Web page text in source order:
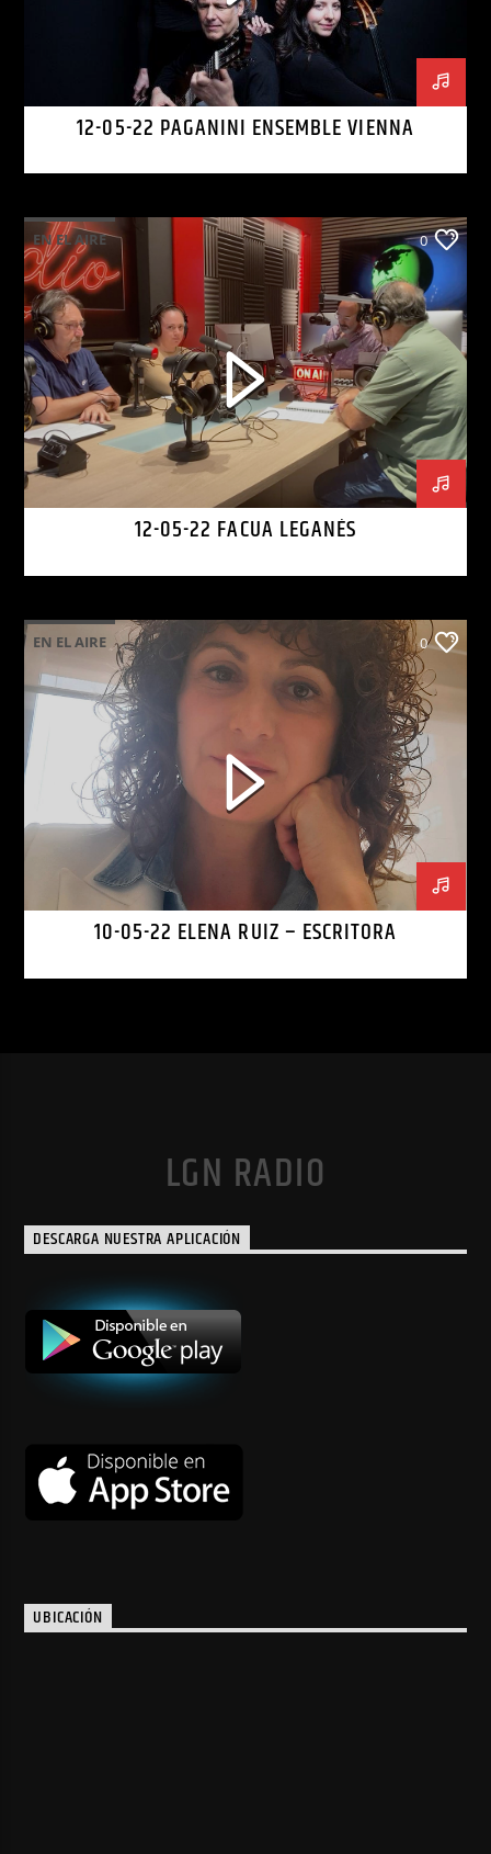
12-05-22 PAGANINI ENSEMBLE VIENNA
EN EL AIRE 0
12-05-22 FACUA LEGANÉS
EN EL AIRE 0
10-05-22 ELENA RUIZ – ESCRITORA
LGN RADIO
DESCARGA NUESTRA APLICACIÓN
UBICACIÓN